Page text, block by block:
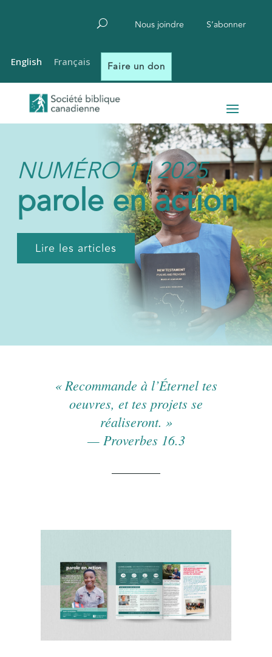
Nous joindre S’abonner
Faire un don
NUMÉRO 1 | 2025
parole en action
Lire les articles
« Recommande à l’Éternel tes
oeuvres, et tes projets se
réaliseront. »
— Proverbes 16.3
English Français